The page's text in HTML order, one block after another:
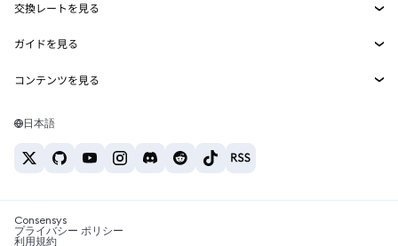
MetaMask Connect
Snaps
Web3サービス
セキュリティ
サポート
キャリア
お問い合わせ
イーサリアムの価格
Solanaの価格
Tetherの価格
交換レートを見る
ETH→USD
USDT→INR
BTC→INR
ETH→USDT
ガイドを見る
ETHの購入
USDTの購入
SHIBの購入
コンテンツを見る
Solanaウォレット
税制関連ニュース
日本語
Consensys
プライバシー ポリシー
利用規約